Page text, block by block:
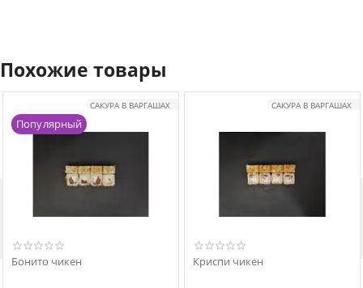
Похожие товары
САКУРА В ВАРГАШАХ
Популярный
Бонито чикен
САКУРА В ВАРГАШАХ
Криспи чикен